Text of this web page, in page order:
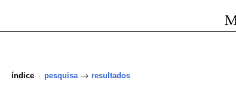
índice · pesquisa → resultados